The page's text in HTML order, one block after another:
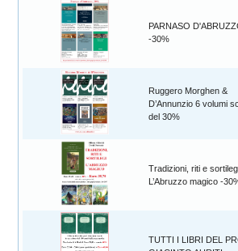
PARNASO
-30%
Ruggero Morghen &
D’Annunzio 6 volumi
del 30%
Tradizioni, riti e
L’Abruzzo magico -
TUTTI I LIBRI DEL